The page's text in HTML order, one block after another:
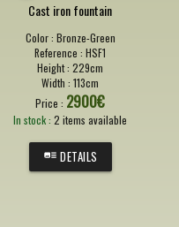
Cast iron fountain
Color : Bronze-Green
Reference :HSF1
Height :229cm
Width :113cm
Price : 2900€
In stock :2 items available
DETAILS